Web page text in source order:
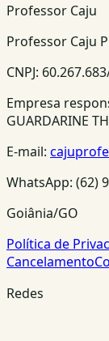
Professor Caju
Professor Caju
CNPJ:
Empresa
GUARDARINE
E-mail:
WhatsApp: (62)
Goiânia/GO
Política de
Cancelamento
Redes